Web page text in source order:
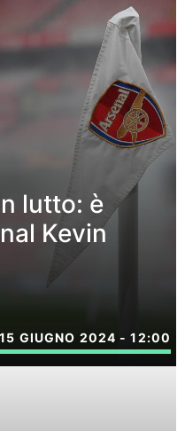
lutto: è
Kevin
15 GIUGNO 2024 - 12:00